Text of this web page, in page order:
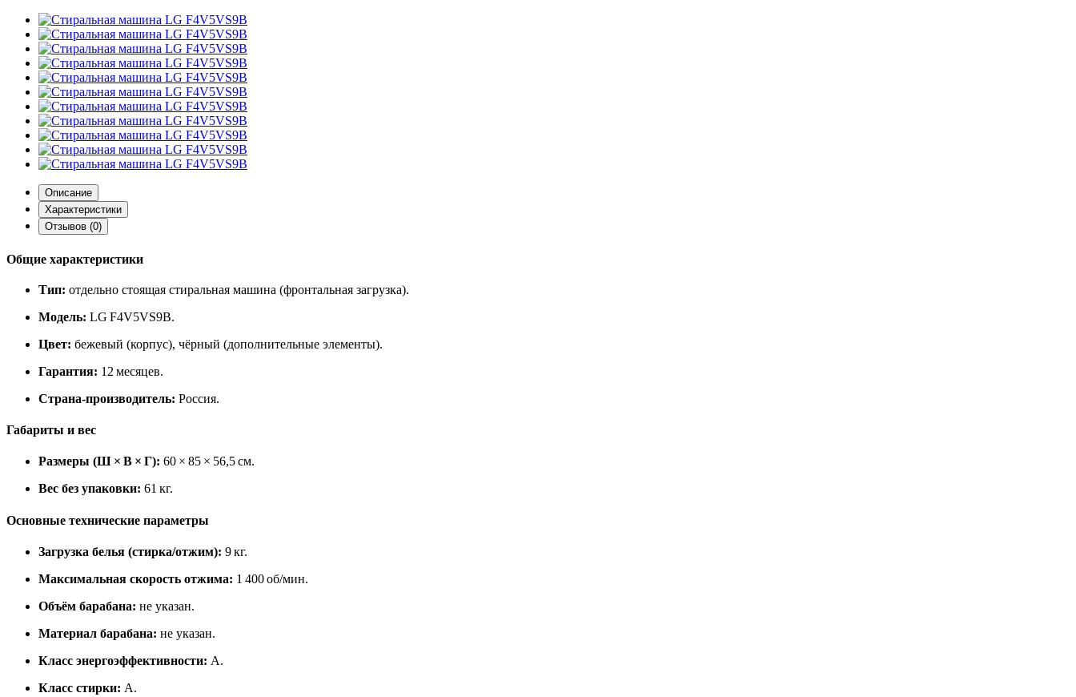
Описание
Характеристики
Отзывов (0)
Общие характеристики
Тип: отдельно стоящая стиральная машина (фронтальная загрузка).
Модель: LG F4V5VS9B.
Цвет: бежевый (корпус), чёрный (дополнительные элементы).
Гарантия: 12 месяцев.
Страна‑производитель: Россия.
Габариты и вес
Размеры (Ш × В × Г): 60 × 85 × 56,5 см.
Вес без упаковки: 61 кг.
Основные технические параметры
Загрузка белья (стирка/отжим): 9 кг.
Максимальная скорость отжима: 1 400 об/мин.
Объём барабана: не указан.
Материал барабана: не указан.
Класс энергоэффективности: A.
Класс стирки: A.